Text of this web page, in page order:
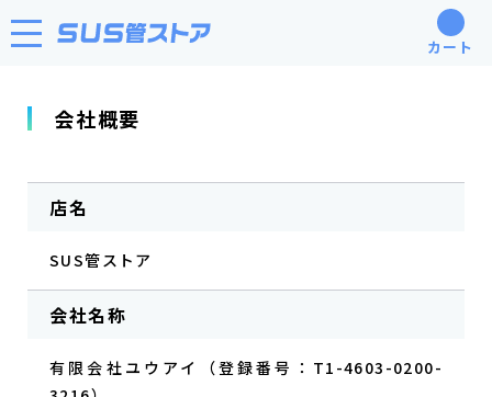
カート
会社概要
店名
SUS管ストア
会社名称
有限会社ユウアイ（登録番号：T1-4603-0200-